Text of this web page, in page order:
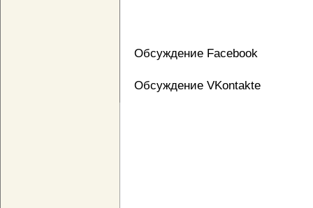
Обсуждение Facebook
Обсуждение VKontakte